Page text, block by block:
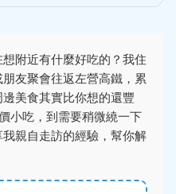
附近有什麼好吃的？我住
友聚會往返左營高鐵，累
美食其實比你想的還豐
小吃，到需要稍微繞一下
親自走訪的經驗，幫你解